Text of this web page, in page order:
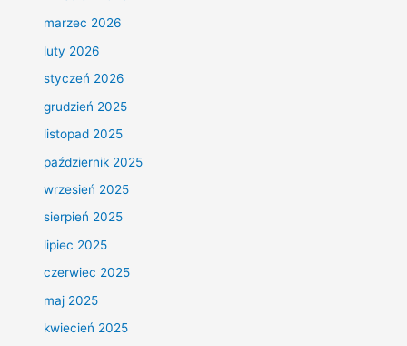
marzec 2026
luty 2026
styczeń 2026
grudzień 2025
listopad 2025
październik 2025
wrzesień 2025
sierpień 2025
lipiec 2025
czerwiec 2025
maj 2025
kwiecień 2025